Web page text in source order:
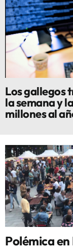
Los gallegos
la semana y
millones al
Polémica